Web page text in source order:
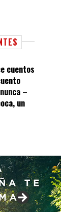
cuentos
–
un